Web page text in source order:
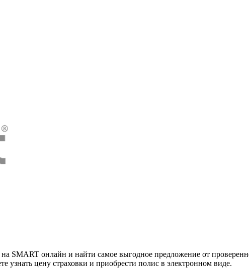
SMART онлайн и найти самое выгодное предложение от
узнать цену страховки и приобрести полис в электронном виде.